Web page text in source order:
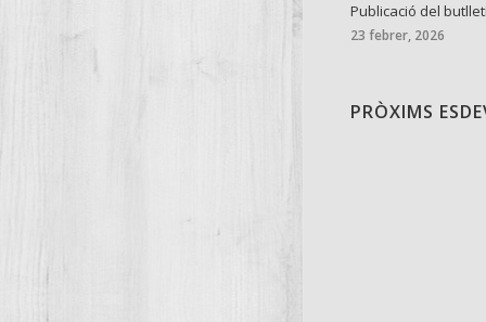
Publicació del
23 febrer, 2026
PRÒXIMS